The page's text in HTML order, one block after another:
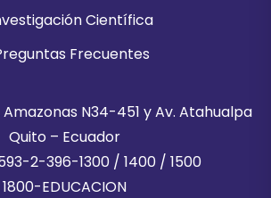
Científica
Frecuentes
Amazonas N34-451 y Av. Atahualpa
Quito – Ecuador
2-396-1300 / 1400 / 1500
1800-EDUCACION